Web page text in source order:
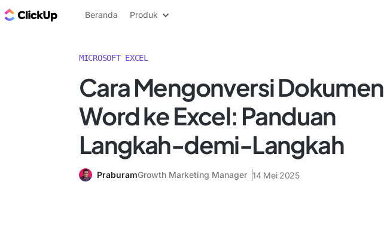
Blog ClickUp
Beranda Produk
MICROSOFT EXCEL
Cara Mengonversi Dokumen
Word ke Excel: Panduan
Langkah-demi-Langkah
PraburamGrowth Marketing Manager 14 Mei 2025